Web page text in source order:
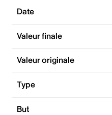
Date
Valeur finale
Valeur originale
Type
But